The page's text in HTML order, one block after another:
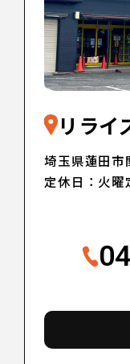
リライ
埼玉県蓮田市
定休日：火曜